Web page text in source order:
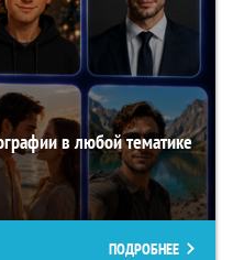
в любой тематике
ПОДРОБНЕЕ